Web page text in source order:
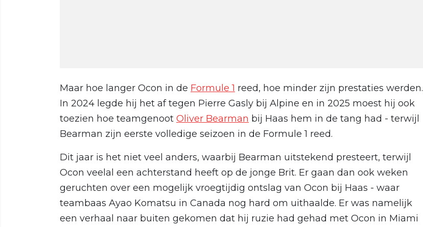
Maar hoe langer Ocon in de Formule 1 reed, hoe minder zijn prestaties werden.
In 2024 legde hij het af tegen Pierre Gasly bij Alpine en in 2025 moest hij ook
toezien hoe teamgenoot Oliver Bearman bij Haas hem in de tang had - terwijl
Bearman zijn eerste volledige seizoen in de Formule 1 reed.
Dit jaar is het niet veel anders, waarbij Bearman uitstekend presteert, terwijl
Ocon veelal een achterstand heeft op de jonge Brit. Er gaan dan ook weken
geruchten over een mogelijk vroegtijdig ontslag van Ocon bij Haas - waar
teambaas Ayao Komatsu in Canada nog hard om uithaalde. Er was namelijk
een verhaal naar buiten gekomen dat hij ruzie had gehad met Ocon in Miami